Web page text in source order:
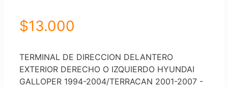
$13.000
TERMINAL DE DIRECCION DELANTERO
EXTERIOR DERECHO O IZQUIERDO HYUNDAI
GALLOPER 1994-2004/TERRACAN 2001-2007 -